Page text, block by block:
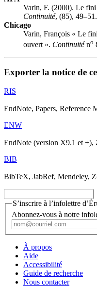
Varin, F. (2000). Le
Continuité, (85), 49–51.
Chicago
Varin, François « Le
ouvert ». Continuiténo
Exporter la notice de
RIS
EndNote, Papers, Reference
ENW
EndNote (version X9.1 et +),
BIB
BibTeX, JabRef, Mendeley,
S’inscrire à l’infolettre
Abonnez-vous à notre
À propos
Aide
Accessibilité
Guide de recherche
Nous contacter